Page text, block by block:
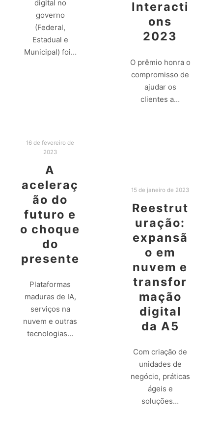
digital no
governo
(Federal,
Estadual e
Municipal) foi…
Interacti
ons
2023
O prêmio honra o
compromisso de
ajudar os
clientes a…
16 de fevereiro de
2023
A
aceleraç
ão do
futuro e
o choque
do
presente
Plataformas
maduras de IA,
serviços na
nuvem e outras
tecnologias…
15 de janeiro de 2023
Reestrut
uração:
expansã
o em
nuvem e
transfor
mação
digital
da A5
Com criação de
unidades de
negócio, práticas
ágeis e
soluções…